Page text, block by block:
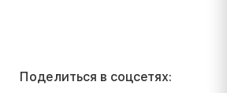
Поделиться в соцсетях: